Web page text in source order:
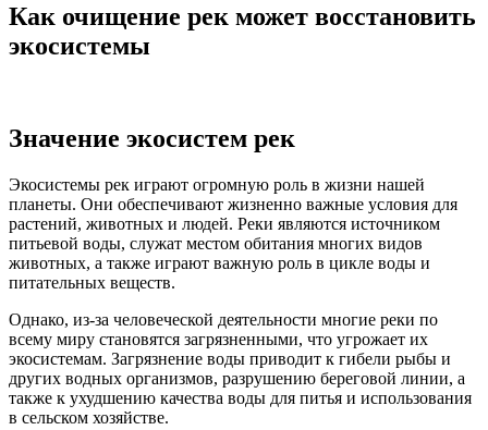
Как очищение рек может восстановить
экосистемы
Значение экосистем рек
Экосистемы рек играют огромную роль в жизни нашей
планеты. Они обеспечивают жизненно важные условия для
растений, животных и людей. Реки являются источником
питьевой воды, служат местом обитания многих видов
животных, а также играют важную роль в цикле воды и
питательных веществ.
Однако, из-за человеческой деятельности многие реки по
всему миру становятся загрязненными, что угрожает их
экосистемам. Загрязнение воды приводит к гибели рыбы и
других водных организмов, разрушению береговой линии, а
также к ухудшению качества воды для питья и использования
в сельском хозяйстве.